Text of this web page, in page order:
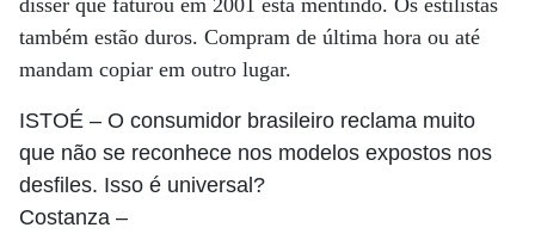
disser que faturou em 2001 está mentindo. Os estilistas
também estão duros. Compram de última hora ou até
mandam copiar em outro lugar.
ISTOÉ – O consumidor brasileiro reclama muito
que não se reconhece nos modelos expostos nos
desfiles. Isso é universal?
Costanza –